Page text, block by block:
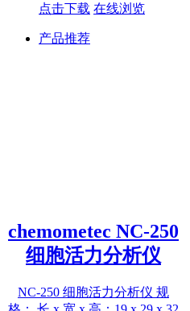
点击下载 在线浏览
产品推荐
chemometec NC-250
细胞活力分析仪
NC-250 细胞活力分析仪 规